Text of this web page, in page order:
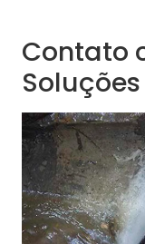
Contato
Soluções